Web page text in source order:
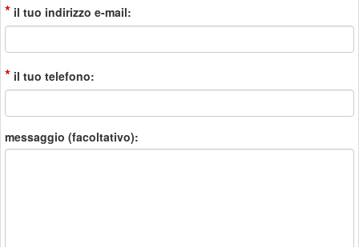
* il tuo indirizzo e-mail:
* il tuo telefono:
messaggio (facoltativo):